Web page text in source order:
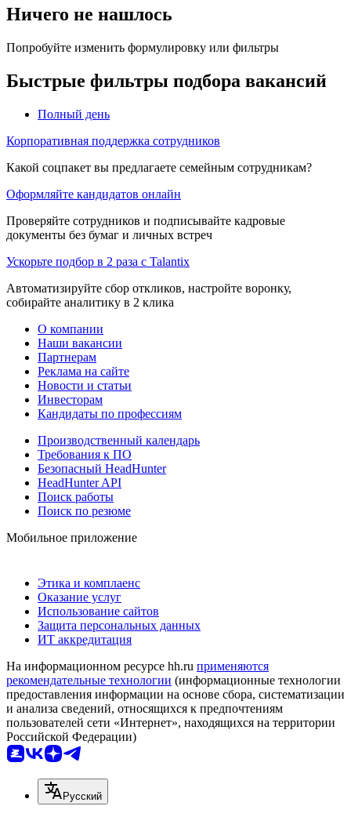
Ничего не нашлось
Попробуйте изменить формулировку или фильтры
Быстрые фильтры подбора вакансий
Полный день
Корпоративная поддержка сотрудников
Какой соцпакет вы предлагаете семейным сотрудникам?
Оформляйте кандидатов онлайн
Проверяйте сотрудников и подписывайте кадровые
документы без бумаг и личных встреч
Ускорьте подбор в 2 раза с Talantix
Автоматизируйте сбор откликов, настройте воронку,
собирайте аналитику в 2 клика
О компании
Наши вакансии
Партнерам
Реклама на сайте
Новости и статьи
Инвесторам
Кандидаты по профессиям
Производственный календарь
Требования к ПО
Безопасный HeadHunter
HeadHunter API
Поиск работы
Поиск по резюме
Мобильное приложение
Этика и комплаенс
Оказание услуг
Использование сайтов
Защита персональных данных
ИТ аккредитация
На информационном ресурсе hh.ru применяются
рекомендательные технологии (информационные технологии
предоставления информации на основе сбора, систематизации
и анализа сведений, относящихся к предпочтениям
пользователей сети «Интернет», находящихся на территории
Российской Федерации)
Русский